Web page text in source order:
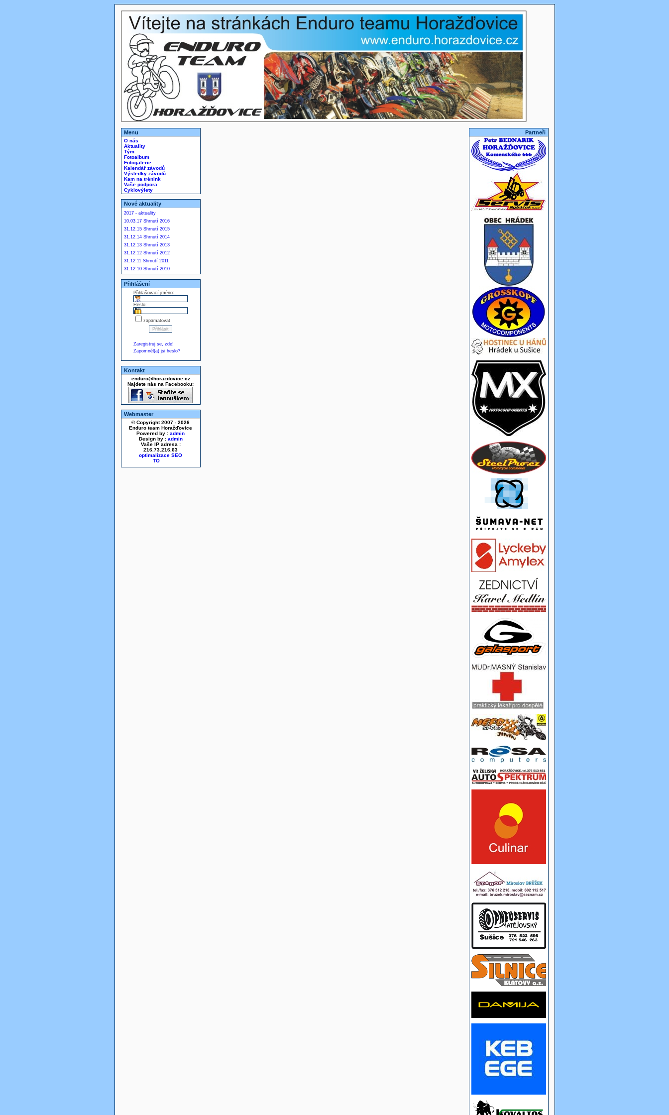
Menu
O nás
Aktuality
Tým
Fotoalbum
Fotogalerie
Kalendář závodů
Výsledky závodů
Kam na trénink
Vaše podpora
Cyklovýlety
Nové aktuality
2017 - aktuality
10.03.17 Shrnutí 2016
31.12.15 Shrnutí 2015
31.12.14 Shrnutí 2014
31.12.13 Shrnutí 2013
31.12.12 Shrnutí 2012
31.12.11 Shrnutí 2011
31.12.10 Shrnutí 2010
Přihlášení
Přihlašovací jméno:
Heslo:
zapamatovat
Zaregistruj se, zde!
Zapomněl(a) jsi heslo?
Kontakt
enduro@horazdovice.cz
Najdete nás na Facebooku:
Webmaster
© Copyright 2007 - 2026
Enduro team Horažďovice
Powered by : admin
Design by : admin
Vaše IP adresa :
216.73.216.63
optimalizace SEO
Partneři